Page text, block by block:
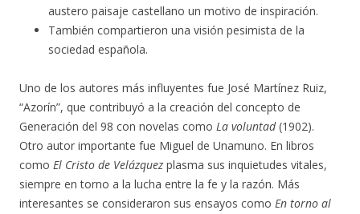
austero paisaje castellano un motivo de inspiración.
También compartieron una visión pesimista de la
sociedad española.
Uno de los autores más influyentes fue José Martínez Ruiz,
“Azorín”, que contribuyó a la creación del concepto de
Generación del 98 con novelas como La voluntad(1902).
Otro autor importante fue Miguel de Unamuno. En libros
como El Cristo de Velázquez plasma sus inquietudes vitales,
siempre en torno a la lucha entre la fe y la razón. Más
interesantes se consideraron sus ensayos como En torno al